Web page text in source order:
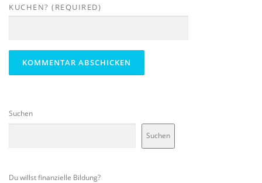
KUCHEN? (REQUIRED)
Suchen
Suchen
Du willst finanzielle Bildung?